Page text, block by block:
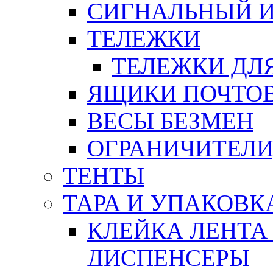
СИГНАЛЬНЫЙ
ТЕЛЕЖКИ
ТЕЛЕЖКИ
ЯЩИКИ
ВЕСЫ БЕЗМЕН
ТЕНТЫ
ТАРА И
КЛЕЙКА
ДИСПЕНСЕРЫ